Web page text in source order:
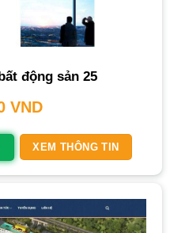
động sản 25
VND
XEM THÔNG TIN